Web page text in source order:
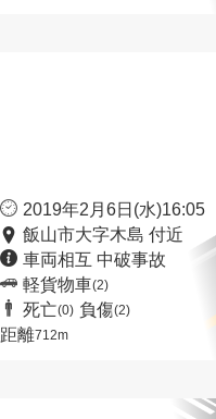
2019年2月6日(水)16:05
飯山市大字木島 付近
車両相互 中破事故
軽貨物車(2)
死亡(0) 負傷(2)
距離712m